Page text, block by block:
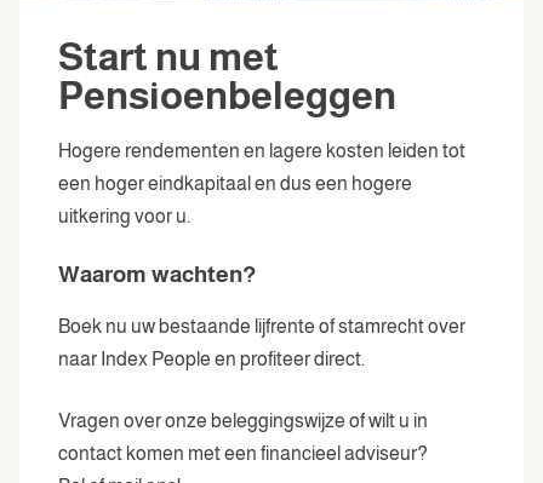
Start nu met
Pensioenbeleggen
Hogere rendementen en lagere kosten leiden tot
een hoger eindkapitaal en dus een hogere
uitkering voor u.
Waarom wachten?
Boek nu uw bestaande lijfrente of stamrecht over
naar Index People en profiteer direct.
Vragen over onze beleggingswijze of wilt u in
contact komen met een financieel adviseur?